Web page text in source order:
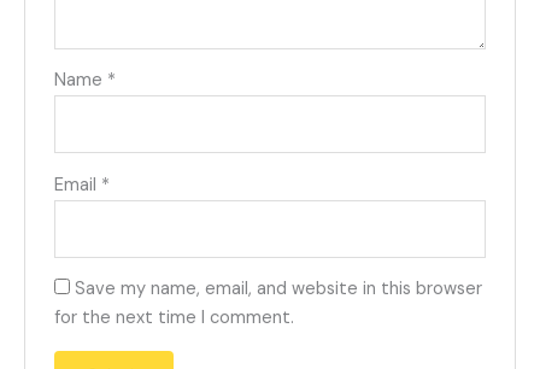
Name *
Email *
Save my name, email, and website in this browser
for the next time I comment.